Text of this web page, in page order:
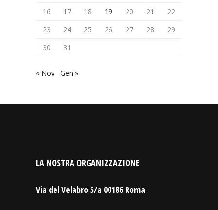
16
17 18 19 20 21
22
23
24 25 26 27 28
29
30
31
« Nov Gen »
LA NOSTRA ORGANIZZAZIONE
Via del Velabro 5/a 00186 Roma